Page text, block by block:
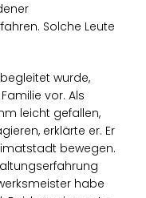
Solche Leute
wurde,
vor. Als
leicht gefallen,
erklärte er. Er
bewegen.
habe